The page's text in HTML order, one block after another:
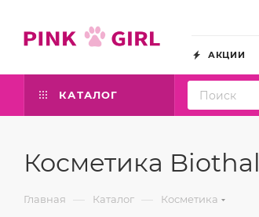
АКЦИИ
КАТАЛОГ
Косметика Biothal
Главная — Каталог — Косметика